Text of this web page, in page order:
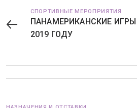
СПОРТИВНЫЕ МЕРОПРИЯТИЯ
ПАНАМЕРИКАНСКИЕ
2019 ГОДУ